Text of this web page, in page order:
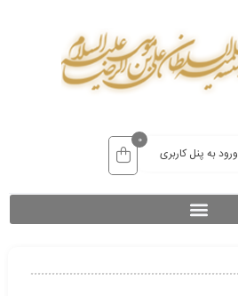
ورود به پنل کاربری
0